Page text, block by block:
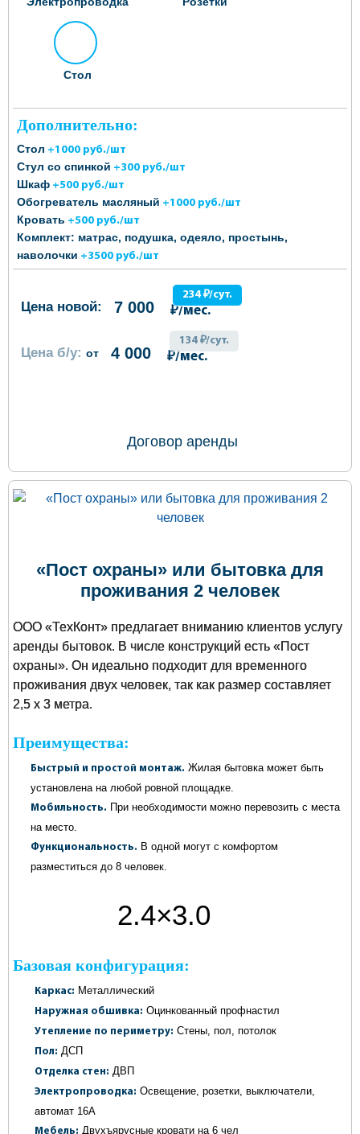
Стол
Дополнительно:
Стол +1000 руб./шт
Стул со спинкой +300 руб./шт
Шкаф +500 руб./шт
Обогреватель масляный +1000 руб./шт
Кровать +500 руб./шт
Комплект: матрас, подушка, одеяло, простынь,
наволочки +3500 руб./шт
Цена новой: 7 000 ₽/мес.
234 ₽/сут.
Цена б/у: от 4 000 ₽/мес.
134 ₽/сут.
Договор аренды
«Пост охраны» или бытовка для
проживания 2 человек
ООО «ТехКонт» предлагает вниманию клиентов услугу
аренды бытовок. В числе конструкций есть «Пост
охраны». Он идеально подходит для временного
проживания двух человек, так как размер составляет
2,5 х 3 метра.
Преимущества:
Быстрый и простой монтаж. Жилая бытовка может быть
установлена на любой ровной площадке.
Мобильность. При необходимости можно перевозить с места
на место.
Функциональность. В одной могут с комфортом
разместиться до 8 человек.
2.4×3.0
Базовая конфигурация:
Каркас: Металлический
Наружная обшивка: Оцинкованный профнастил
Утепление по периметру: Стены, пол, потолок
Пол: ДСП
Отделка стен: ДВП
Электропроводка: Освещение, розетки, выключатели,
автомат 16А
Мебель: Двухъярусные кровати на 6 чел